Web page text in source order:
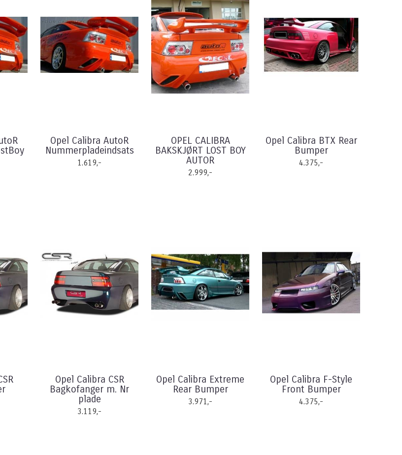
Opel Calibra AutoR
Nummerpladeindsats
1.619,-
OPEL CALIBRA
BAKSKJØRT LOST BOY
AUTOR
2.999,-
Opel Calibra BTX Rear
Bumper
4.375,-
Opel Calibra CSR
Bagkofanger m. Nr
plade
3.119,-
Opel Calibra Extreme
Rear Bumper
3.971,-
Opel Calibra F-Style
Front Bumper
4.375,-